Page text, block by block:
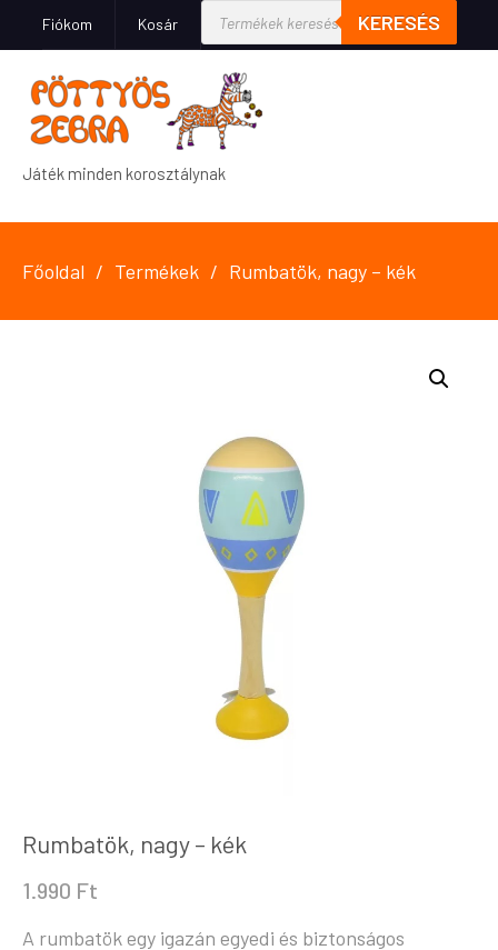
Fiókom Kosár KERESÉS
Játék minden korosztálynak
Főoldal Termékek Rumbatök, nagy – kék
Rumbatök, nagy – kék
1.990 Ft
A rumbatök egy igazán egyedi és biztonságos